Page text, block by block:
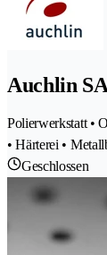
Auchlin SA
Polierwerkstatt •
• Härterei •
Geschlossen